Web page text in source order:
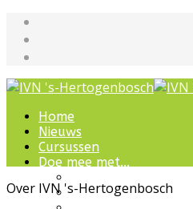
Home
Nieuws
Cursussen
Doe mee met...
IVN natuurcursussen
Over IVN 's-Hertogenbosch